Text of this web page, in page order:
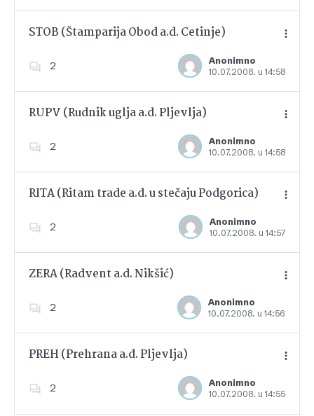
STOB (Štamparija Obod a.d. Cetinje)
2
Anonimno
10.07.2008. u 14:58
Dodajte u favorite
RUPV (Rudnik uglja a.d. Pljevlja)
2
Anonimno
10.07.2008. u 14:58
Dodajte u favorite
RITA (Ritam trade a.d. u stečaju Podgorica)
2
Anonimno
10.07.2008. u 14:57
Dodajte u favorite
ZERA (Radvent a.d. Nikšić)
2
Anonimno
10.07.2008. u 14:56
Dodajte u favorite
PREH (Prehrana a.d. Pljevlja)
2
Anonimno
10.07.2008. u 14:55
Dodajte u favorite